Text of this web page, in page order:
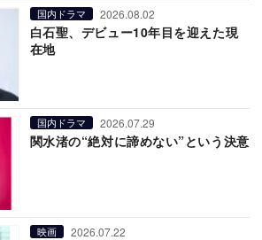
国内ドラマ 2026.08.02
白石聖、デビュー10年目を迎えた現
在地
国内ドラマ 2026.07.29
関水渚の“絶対に諦めない”という決意
映画 2026.07.22